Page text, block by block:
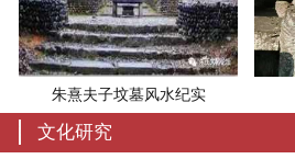
朱熹夫子坟墓风水纪实
文化研究